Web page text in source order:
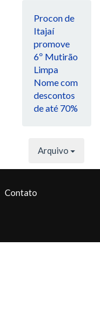
Procon de
Itajaí
promove
6º Mutirão
Limpa
Nome com
descontos
de até 70%
Arquivo
Contato